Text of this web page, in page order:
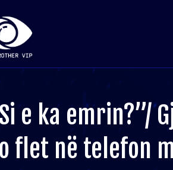
e ka emrin?”/
flet në telefon